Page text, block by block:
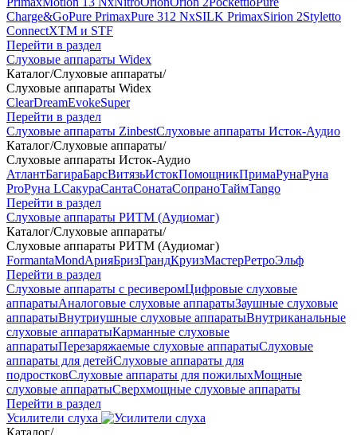
Charge&GoPure PrimaxPure 312 NxSILK PrimaxSirion 2Styletto
ConnectXTM и STF
Перейти в раздел
Слуховые аппараты Widex
Каталог/Слуховые аппараты/
Слуховые аппараты Widex
ClearDreamEvokeSuper
Перейти в раздел
Слуховые аппараты ZinbestСлуховые аппараты Исток-Аудио
Каталог/Слуховые аппараты/
Слуховые аппараты Исток-Аудио
АтлантБагираБарсВитязьИстокПомощникПримаРунаРуна
ProРуна LСакураСантаСонатаСопраноТаймTango
Перейти в раздел
Слуховые аппараты РИТМ (Аудиомаг)
Каталог/Слуховые аппараты/
Слуховые аппараты РИТМ (Аудиомаг)
FormantaMondАрияБризГрандКруизМастерРетроЭльф
Перейти в раздел
Слуховые аппараты с ресиверомЦифровые слуховые
аппаратыАналоговые слуховые аппаратыЗаушные слуховые
аппаратыВнутриушные слуховые аппаратыВнутриканальные
слуховые аппаратыКарманные слуховые
аппаратыПерезаряжаемые слуховые аппаратыСлуховые
аппараты для детейСлуховые аппараты для
подростковСлуховые аппараты для пожилыхМощные
слуховые аппаратыСверхмощные слуховые аппараты
Перейти в раздел
Усилители слуха
Каталог/